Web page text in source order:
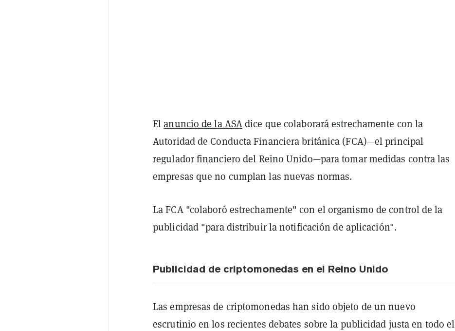
Elanuncio de la ASAdice que colaborará estrechamente con la
Autoridad de Conducta Financiera británica (FCA)—el principal
regulador financiero del Reino Unido—para tomar medidas contra las
empresas que no cumplan las nuevas normas.
La FCA "colaboró estrechamente" con el organismo de control de la
publicidad "para distribuir la notificación de aplicación".
Publicidad de criptomonedas en el Reino Unido
Las empresas de criptomonedas han sido objeto de un nuevo
escrutinio en los recientes debates sobre la publicidad justa en todo el